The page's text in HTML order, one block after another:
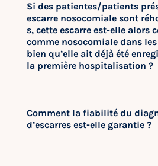
Si des patientes/patients
escarre nosocomiale sont
s, cette escarre est-elle alors
comme nosocomiale dans
bien qu’elle ait déjà été
la première hospitalisation ?
Comment la fiabilité du
d’escarres est-elle garantie ?